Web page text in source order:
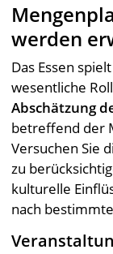
werden
Das Essen
wesentliche
Abschätzung
betreffend der
Versuchen Sie
zu
kulturelle
nach